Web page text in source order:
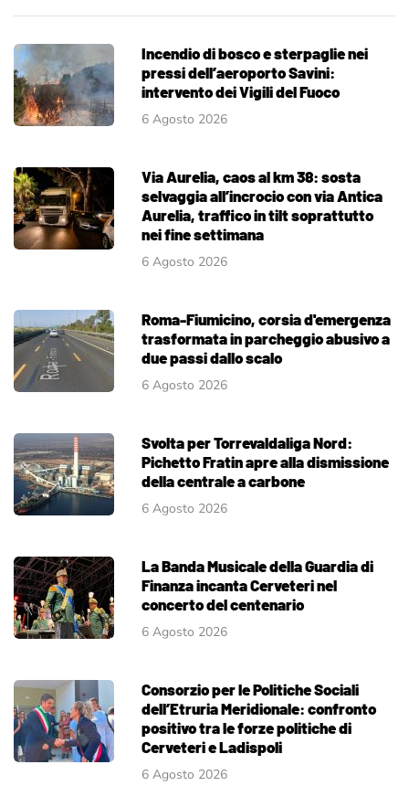
Incendio di bosco e sterpaglie nei
pressi dell’aeroporto Savini:
intervento dei Vigili del Fuoco
6 Agosto 2026
Via Aurelia, caos al km 38: sosta
selvaggia all’incrocio con via Antica
Aurelia, traffico in tilt soprattutto
nei fine settimana
6 Agosto 2026
Roma-Fiumicino, corsia d'emergenza
trasformata in parcheggio abusivo a
due passi dallo scalo
6 Agosto 2026
Svolta per Torrevaldaliga Nord:
Pichetto Fratin apre alla dismissione
della centrale a carbone
6 Agosto 2026
La Banda Musicale della Guardia di
Finanza incanta Cerveteri nel
concerto del centenario
6 Agosto 2026
Consorzio per le Politiche Sociali
dell’Etruria Meridionale: confronto
positivo tra le forze politiche di
Cerveteri e Ladispoli
6 Agosto 2026